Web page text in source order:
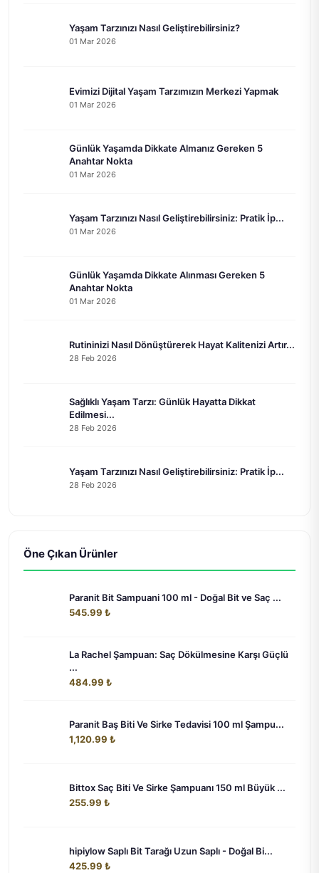
Yaşam Tarzınızı Nasıl Geliştirebilirsiniz?
01 Mar 2026
Evimizi Dijital Yaşam Tarzımızın Merkezi Yapmak
01 Mar 2026
Günlük Yaşamda Dikkate Almanız Gereken 5
Anahtar Nokta
01 Mar 2026
Yaşam Tarzınızı Nasıl Geliştirebilirsiniz: Pratik İp...
01 Mar 2026
Günlük Yaşamda Dikkate Alınması Gereken 5
Anahtar Nokta
01 Mar 2026
Rutininizi Nasıl Dönüştürerek Hayat Kalitenizi Artır...
28 Feb 2026
Sağlıklı Yaşam Tarzı: Günlük Hayatta Dikkat
Edilmesi...
28 Feb 2026
Yaşam Tarzınızı Nasıl Geliştirebilirsiniz: Pratik İp...
28 Feb 2026
Öne Çıkan Ürünler
Paranit Bit Sampuani 100 ml - Doğal Bit ve Saç ...
545.99 ₺
La Rachel Şampuan: Saç Dökülmesine Karşı Güçlü
...
484.99 ₺
Paranit Baş Biti Ve Sirke Tedavisi 100 ml Şampu...
1,120.99 ₺
Bittox Saç Biti Ve Sirke Şampuanı 150 ml Büyük ...
255.99 ₺
hipiylow Saplı Bit Tarağı Uzun Saplı - Doğal Bi...
425.99 ₺